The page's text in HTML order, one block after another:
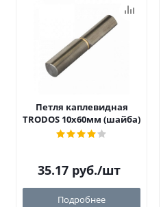
Петля каплевидная
TRODOS 10х60мм (шайба)
35.17 руб./шт
Подробнее